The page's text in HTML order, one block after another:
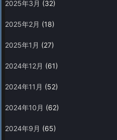
2025年3月 (32)
2025年2月 (18)
2025年1月 (27)
2024年12月 (61)
2024年11月 (52)
2024年10月 (62)
2024年9月 (65)